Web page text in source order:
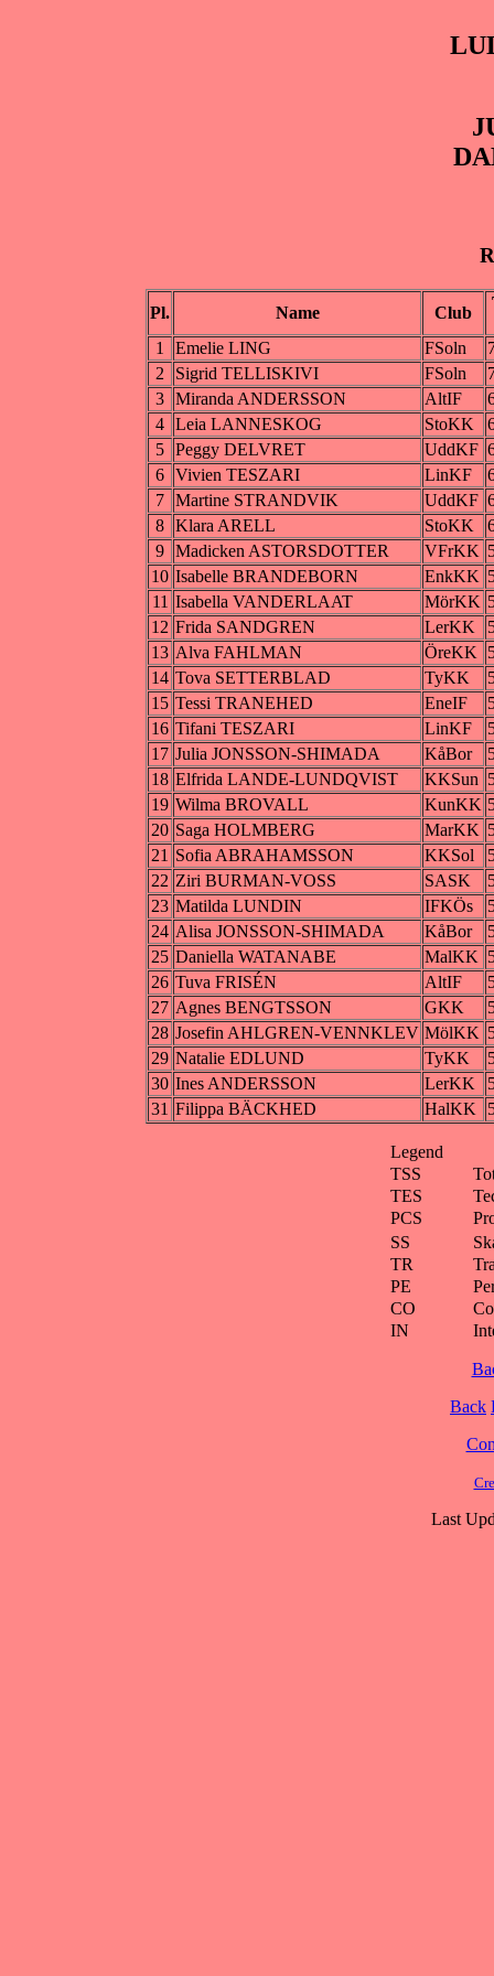
Pl. Name Club
1 Emelie LING FSoln
2
Sigrid TELLISKIVI FSoln
3 Miranda ANDERSSON AltIF
4 Leia LANNESKOG StoKK
5 Peggy DELVRET UddKF
6 Vivien TESZARI LinKF
7 Martine STRANDVIK UddKF
8 Klara ARELL StoKK
9 Madicken ASTORSDOTTER VFrKK
10 Isabelle BRANDEBORN EnkKK
11 Isabella VANDERLAAT MörKK
12 Frida SANDGREN LerKK
13 Alva FAHLMAN ÖreKK
14 Tova SETTERBLAD TyKK
15 Tessi TRANEHED EneIF
16 Tifani TESZARI LinKF
17 Julia JONSSON-SHIMADA KåBor
18 Elfrida LANDE-LUNDQVIST KKSun
19 Wilma BROVALL KunKK
20 Saga HOLMBERG MarKK
21 Sofia ABRAHAMSSON KKSol
22 Ziri BURMAN-VOSS SASK
23 Matilda LUNDIN IFKÖs
24 Alisa JONSSON-SHIMADA KåBor
25 Daniella WATANABE MalKK
26 Tuva FRISÉN AltIF
27 Agnes BENGTSSON GKK
28 Josefin AHLGREN-VENNKLEV MölKK
29 Natalie EDLUND TyKK
30 Ines ANDERSSON LerKK
31 Filippa BÄCKHED HalKK
Legend
TSS
TES
PCS
SS
TR
PE
CO
IN
Back
Last